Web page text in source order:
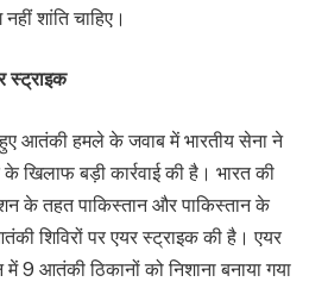
शांति चाहिए।
स्ट्राइक
आतंकी हमले के जवाब में भारतीय सेना ने
बड़ी कार्रवाई की है। भारत की
के तहत पाकिस्तान और पाकिस्तान के
शिविरों पर एयर स्ट्राइक की है। एयर
9 आतंकी ठिकानों को निशाना बनाया गया